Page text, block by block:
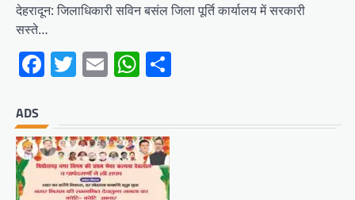
देहरादून: जिलाधिकारी सविन बसंल जिला पूर्ति कार्यालय में सरकारी
सस्ते…
Facebook
Twitter
EmailWhatsApp
ADS